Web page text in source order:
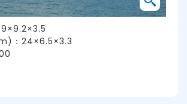
：24×6.5×3.3